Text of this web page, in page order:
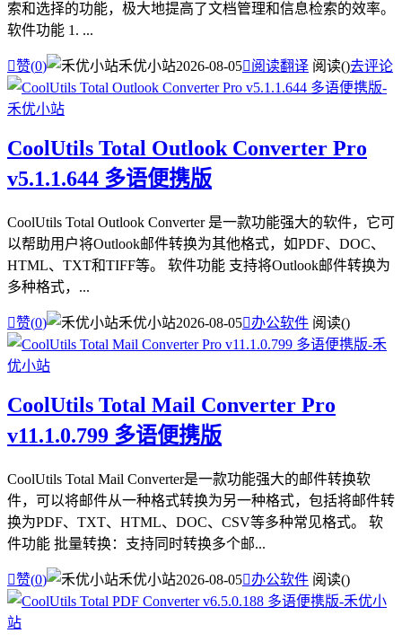
索和选择的功能，极大地提高了文档管理和信息检索的效率。
软件功能 1. ...
赞(0) 禾优小站2026-08-05阅读翻译 阅读()去评论
CoolUtils Total Outlook Converter Pro
v5.1.1.644 多语便携版
CoolUtils Total Outlook Converter 是一款功能强大的软件，它可
以帮助用户将Outlook邮件转换为其他格式，如PDF、DOC、
HTML、TXT和TIFF等。 软件功能 支持将Outlook邮件转换为
多种格式，...
赞(0) 禾优小站2026-08-05办公软件 阅读()
CoolUtils Total Mail Converter Pro
v11.1.0.799 多语便携版
CoolUtils Total Mail Converter是一款功能强大的邮件转换软
件，可以将邮件从一种格式转换为另一种格式，包括将邮件转
换为PDF、TXT、HTML、DOC、CSV等多种常见格式。 软
件功能 批量转换：支持同时转换多个邮...
赞(0) 禾优小站2026-08-05办公软件 阅读()